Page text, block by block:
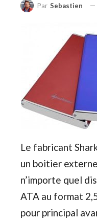
Par Sebastien
Le fabricant
un boitier
n’importe quel
ATA au format
pour principal